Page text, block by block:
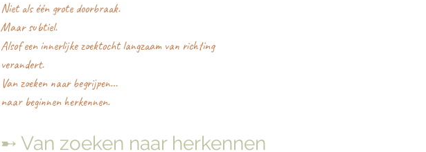
Niet als één grote doorbraak.
Maar subtiel.
Alsof een innerlijke zoektocht langzaam van richting
verandert.
Van zoeken naar begrijpen…
naar beginnen herkennen.
➸ Van zoeken naar herkennen